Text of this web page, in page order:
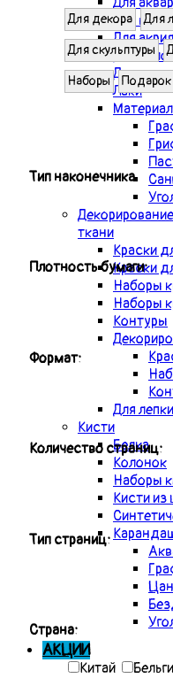
Для
Для
Для
Для
Лаки
Декорирование
ткани
Краски
Краски
Наборы
Наборы
Контуры
Для
Кисти
Белка
Колонок
Наборы
Кисти
АКЦИИ
Для декора Для
Для скульптуры
Наборы Подарок
Тип наконечника
Плотность бумаги:
Формат:
Количество страниц:
Тип страниц:
Страна:
Китай